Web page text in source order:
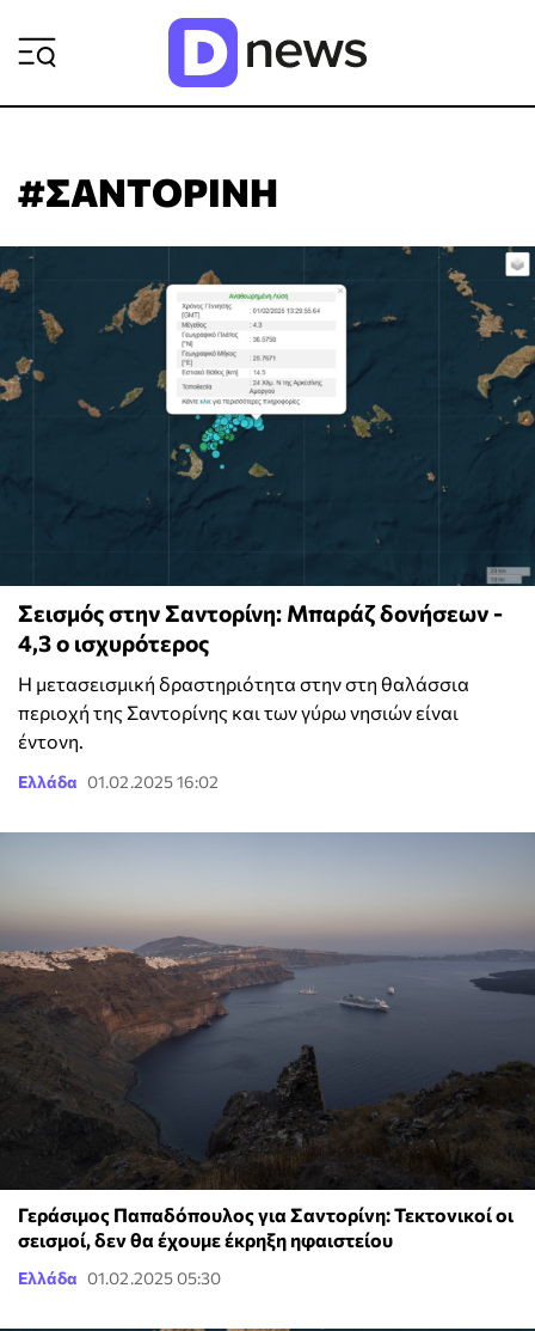
#ΣΑΝΤΟΡΙΝΗ
Σεισμός στην Σαντορίνη: Μπαράζ δονήσεων -
4,3 ο ισχυρότερος
H μετασεισμική δραστηριότητα στην στη θαλάσσια
περιοχή της Σαντορίνης και των γύρω νησιών είναι
έντονη.
Ελλάδα 01.02.2025 16:02
Γεράσιμος Παπαδόπουλος για Σαντορίνη: Τεκτονικοί οι
σεισμοί, δεν θα έχουμε έκρηξη ηφαιστείου
Ελλάδα 01.02.2025 05:30